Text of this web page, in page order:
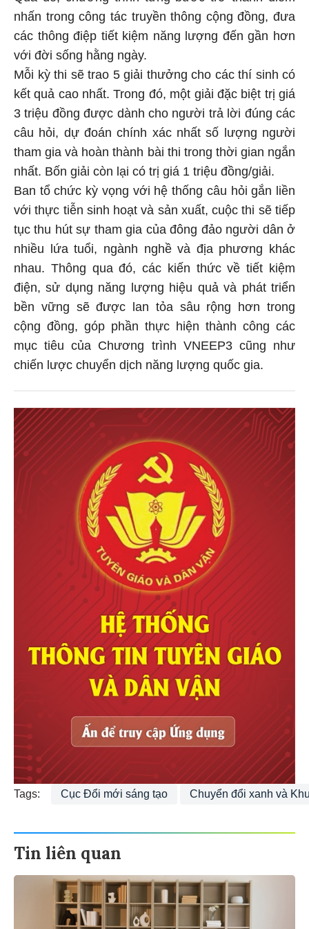
nhấn trong công tác truyền thông cộng đồng, đưa
các thông điệp tiết kiệm năng lượng đến gần hơn
với đời sống hằng ngày.
Mỗi kỳ thi sẽ trao 5 giải thưởng cho các thí sinh có
kết quả cao nhất. Trong đó, một giải đặc biệt trị giá
3 triệu đồng được dành cho người trả lời đúng các
câu hỏi, dự đoán chính xác nhất số lượng người
tham gia và hoàn thành bài thi trong thời gian ngắn
nhất. Bốn giải còn lại có trị giá 1 triệu đồng/giải.
Ban tổ chức kỳ vọng với hệ thống câu hỏi gắn liền
với thực tiễn sinh hoạt và sản xuất, cuộc thi sẽ tiếp
tục thu hút sự tham gia của đông đảo người dân ở
nhiều lứa tuổi, ngành nghề và địa phương khác
nhau. Thông qua đó, các kiến thức về tiết kiệm
điện, sử dụng năng lượng hiệu quả và phát triển
bền vững sẽ được lan tỏa sâu rộng hơn trong
cộng đồng, góp phần thực hiện thành công các
mục tiêu của Chương trình VNEEP3 cũng như
chiến lược chuyển dịch năng lượng quốc gia.
Tags: Cục Đổi mới sáng tạo Chuyển đổi xanh và
Tin liên quan